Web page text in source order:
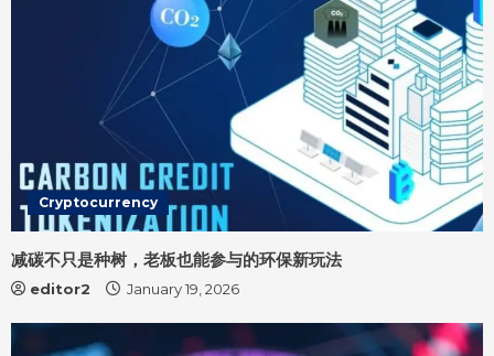
Cryptocurrency
减碳不只是种树，老板也能参与的环保新玩法
editor2 January 19, 2026